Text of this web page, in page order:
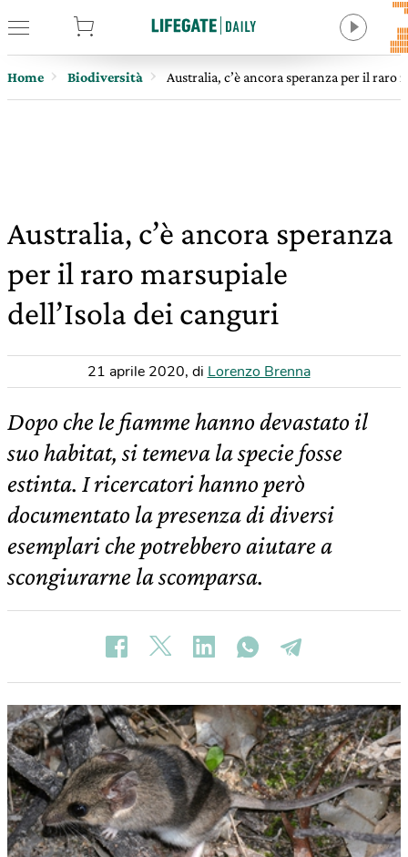
Home Biodiversità Australia, c’è ancora speranza per il raro
Australia, c’è ancora speranza
per il raro marsupiale
dell’Isola dei canguri
21 aprile 2020, di Lorenzo Brenna
Dopo che le fiamme hanno devastato il
suo habitat, si temeva la specie fosse
estinta. I ricercatori hanno però
documentato la presenza di diversi
esemplari che potrebbero aiutare a
scongiurarne la scomparsa.